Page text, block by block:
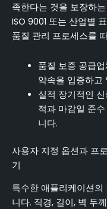
족한다는 것을 보장하
ISO 9001 또는 산업별
품질 관리 프로세스를
품질 보증 공급
약속을 입증하고
실적 장기적인
적과 마감일 준
니다.
사용자 지정 옵션과 프
기
특수한 애플리케이션
니다. 직경, 길이, 벽 두